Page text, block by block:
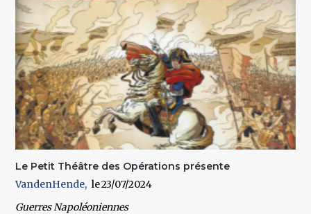
Le Petit Théâtre des Opérations présente
VandenHende
23/07/2024
Guerres Napoléoniennes